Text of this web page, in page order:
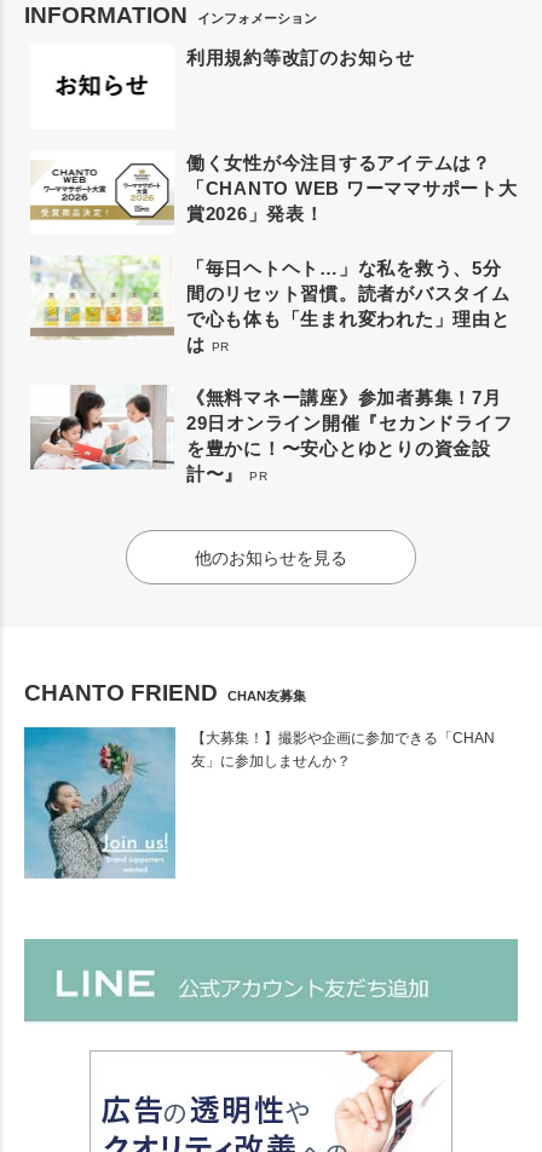
INFORMATION インフォメーション
利用規約等改訂のお知らせ
働く女性が今注目するアイテムは？
「CHANTO WEB ワーママサポート大
賞2026」発表！
「毎日ヘトヘト…」な私を救う、5分
間のリセット習慣。読者がバスタイム
で心も体も「生まれ変われた」理由と
は PR
《無料マネー講座》参加者募集！7月
29日オンライン開催『セカンドライフ
を豊かに！〜安心とゆとりの資金設
計〜』
PR
他のお知らせを見る
CHANTO FRIEND CHAN友募集
【大募集！】撮影や企画に参加できる「CHAN
友」に参加しませんか？